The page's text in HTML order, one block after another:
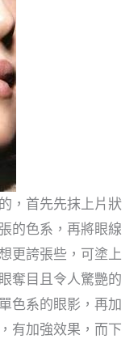
，首先先抹上片狀
的色系，再將眼線
更誇張些，可塗上
奪目且令人驚艷的
色系的眼影，再加
有加強效果，而下